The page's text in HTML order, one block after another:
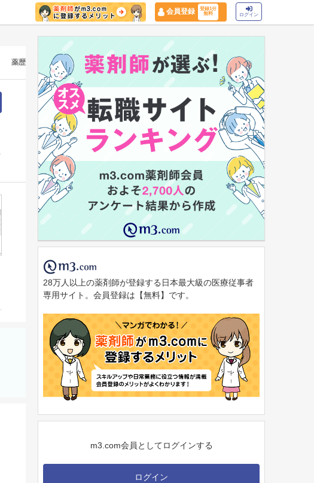
会員登録
登録1分
無料
ログイン
薬歴 マイナ保険証
28万人以上の薬剤師が登録する日本最大級の医療従事者
専用サイト。会員登録は【無料】です。
m3.com会員としてログインする
ログイン